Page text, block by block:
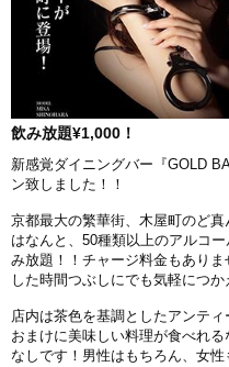
飲み放題¥1,000！
新感覚ダイニングバー『GOLD
ン致しました！！
京都最大の繁華街、木屋町のど
はなんと、50種類以上のアルコ
み放題！！チャージ料金もあり
した時間つぶしにでも気軽につか
店内は茶色を基調としたアンテ
おまけに美味しい料理が食べれ
なしです！男性はもちろん、女性